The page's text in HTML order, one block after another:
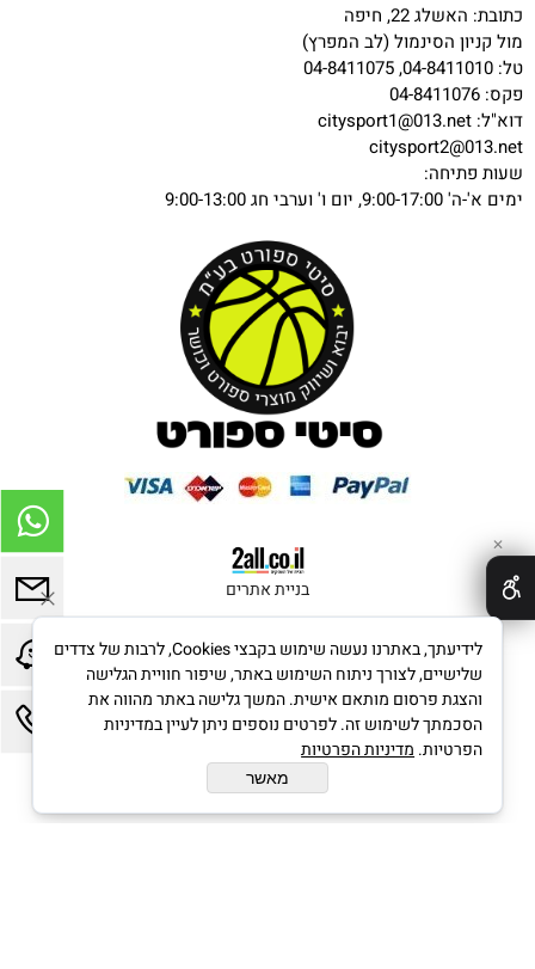
כתובת: האשלג 22, חיפה
מול קניון הסינמול (לב המפרץ)
טל: 04-8411010, 04-8411075
פקס: 04-8411076
דוא"ל: citysport1@013.net
citysport2@013.net
שעות פתיחה:
ימים א'-ה' 9:00-17:00, יום ו' וערבי חג 9:00-13:00
בניית אתרים
✕
לידיעתך, באתרנו נעשה שימוש בקבצי Cookies, לרבות של צדדים
שלישיים, לצורך ניתוח השימוש באתר, שיפור חוויית הגלישה
והצגת פרסום מותאם אישית. המשך גלישה באתר מהווה את
הסכמתך לשימוש זה. לפרטים נוספים ניתן לעיין במדיניות
הפרטיות. מדיניות הפרטיות
מאשר